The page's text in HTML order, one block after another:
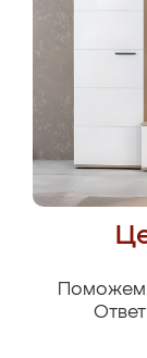
Поможем